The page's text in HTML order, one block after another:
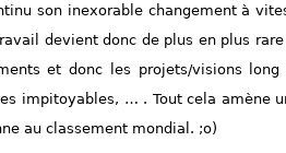
son inexorable changement à
devient donc de plus en plus
et donc les projets/visions long
impitoyables, … . Tout cela amène
au classement mondial. ;o)